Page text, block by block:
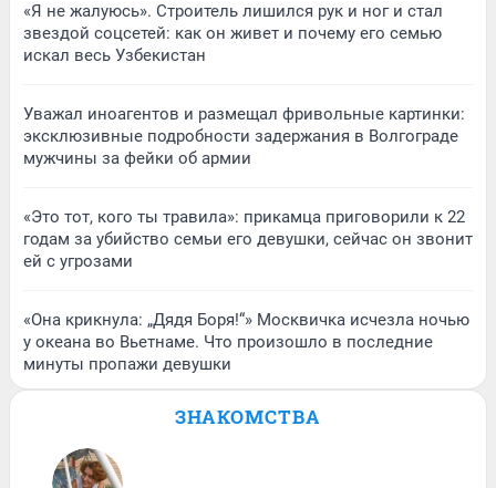
«Я не жалуюсь». Строитель лишился рук и ног и стал
звездой соцсетей: как он живет и почему его семью
искал весь Узбекистан
Уважал иноагентов и размещал фривольные картинки:
эксклюзивные подробности задержания в Волгограде
мужчины за фейки об армии
«Это тот, кого ты травила»: прикамца приговорили к 22
годам за убийство семьи его девушки, сейчас он звонит
ей с угрозами
«Она крикнула: „Дядя Боря!“» Москвичка исчезла ночью
у океана во Вьетнаме. Что произошло в последние
минуты пропажи девушки
ЗНАКОМСТВА